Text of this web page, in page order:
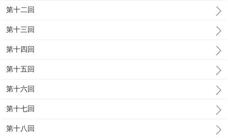
第十二回
第十三回
第十四回
第十五回
第十六回
第十七回
第十八回